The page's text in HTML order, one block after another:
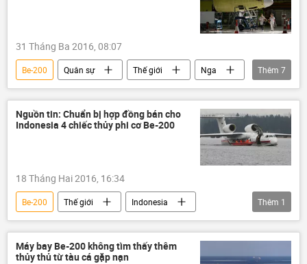
31 Tháng Ba 2016, 08:07
Be-200 Quân sự Thế giới
Nga
Kinh doanh
Liên bang Nga
Chile
SSJ100
MiG-29M
SU-30
Yak-130
Thêm 7
Nguồn tin: Chuẩn bị hợp đồng bán cho
Indonesia 4 chiếc thủy phi cơ Be-200
18 Tháng Hai 2016, 16:34
Be-200 Thế giới
Indonesia
Liên bang Nga
Thêm 1
Máy bay Be-200 không tìm thấy thêm
thủy thủ từ tàu cá gặp nạn